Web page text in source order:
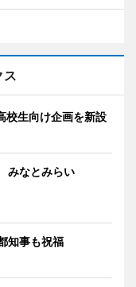
ス
生向け企画を新設
みなとみらい
知事も祝福